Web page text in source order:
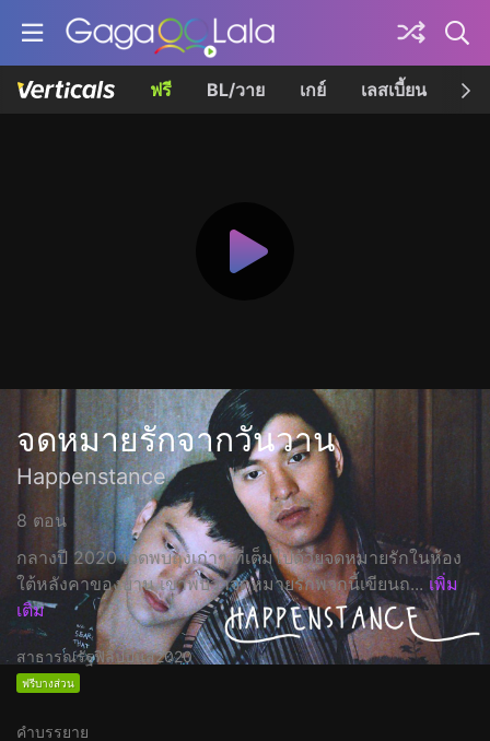
ฟรี BL/วาย เกย์ เลสเบี้ยน เค
จดหมายรักจากวันวาน
Happenstance
8 ตอน
กลางปี 2020 เวดพบถุงเก่าๆ ที่เต็มไปด้วยจดหมายรักในห้อง
ใต้หลังคาของบ้าน เขาพบว่าจดหมายรักพวกนี้เขียนถ... เพิ่ม
เติม
สาธารณรัฐฟิลิปปินส์2020
ฟรีบางส่วน
คำบรรยาย